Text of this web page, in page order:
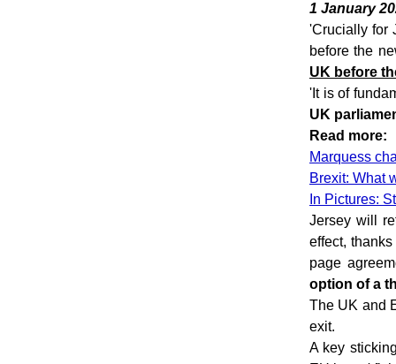
1 January
'Crucially for
before the
UK before
'It is of
UK
Read more:
Marquess
Brexit: What
In Pictures:
Jersey will
effect,
page
option of a
The UK and
exit.
A key